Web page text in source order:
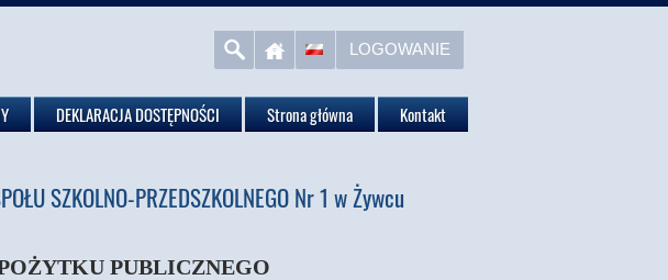
LOGOWANIE
DEKLARACJA DOSTĘPNOŚCI Strona główna Kontakt
SZKOLNO-PRZEDSZKOLNEGO Nr 1 w Żywcu
PUBLICZNEGO